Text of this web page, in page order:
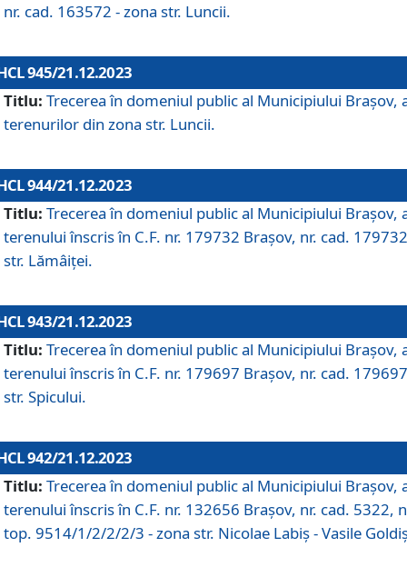
nr. cad. 163572 - zona str. Luncii.
945/21.12.2023
Titlu: Trecerea în domeniul public al Municipiului Braşov,
terenurilor din zona str. Luncii.
944/21.12.2023
Titlu: Trecerea în domeniul public al Municipiului Braşov,
terenului înscris în C.F. nr. 179732 Brașov, nr. cad.
str. Lămâiței.
943/21.12.2023
Titlu: Trecerea în domeniul public al Municipiului Braşov,
terenului înscris în C.F. nr. 179697 Brașov, nr. cad.
str. Spicului.
942/21.12.2023
Titlu: Trecerea în domeniul public al Municipiului Braşov,
terenului înscris în C.F. nr. 132656 Brașov, nr. cad. 5322,
top. 9514/1/2/2/2/3 - zona str. Nicolae Labiș - Vasile